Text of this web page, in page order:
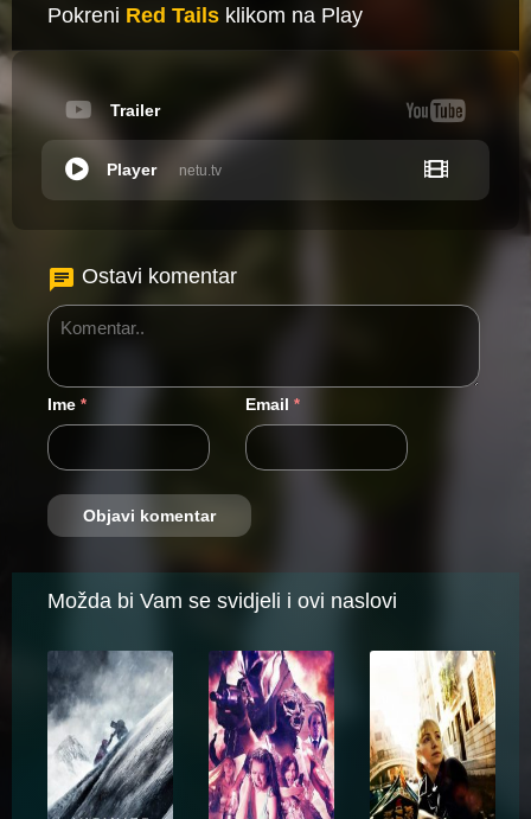
Pokreni Red Tails klikom na Play
Trailer
netu.tv
Player
Ostavi komentar
Ime * Email *
Možda bi Vam se svidjeli i ovi naslovi